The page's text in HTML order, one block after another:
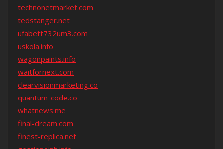
technonetmarket.com
tedstanger.net
ufabett732um3.com
uskola.info
wagonpaints.info
waitfornext.com
clearvisionmarketing.co
quantum-code.co
whatnews.me
final-dream.com
finest-replica.net